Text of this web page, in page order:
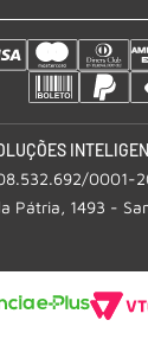
0001-
Pátria, 1493 -